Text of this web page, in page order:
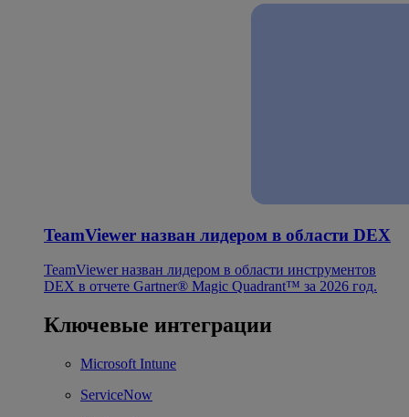
TeamViewer назван лидером в области DEX
TeamViewer назван лидером в области инструментов
DEX в отчете Gartner® Magic Quadrant™ за 2026 год.
Ключевые интеграции
Microsoft Intune
ServiceNow